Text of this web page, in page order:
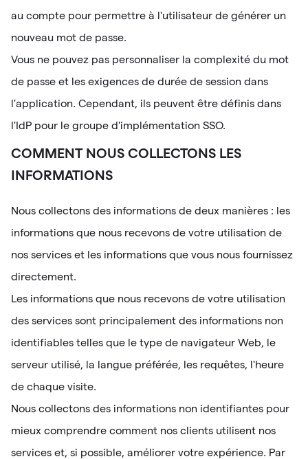
au compte pour permettre à l'utilisateur de générer un
nouveau mot de passe.
Vous ne pouvez pas personnaliser la complexité du mot
de passe et les exigences de durée de session dans
l'application. Cependant, ils peuvent être définis dans
l'IdP pour le groupe d'implémentation SSO.
COMMENT NOUS COLLECTONS LES
INFORMATIONS
Nous collectons des informations de deux manières : les
informations que nous recevons de votre utilisation de
nos services et les informations que vous nous fournissez
directement.
Les informations que nous recevons de votre utilisation
des services sont principalement des informations non
identifiables telles que le type de navigateur Web, le
serveur utilisé, la langue préférée, les requêtes, l'heure
de chaque visite.
Nous collectons des informations non identifiantes pour
mieux comprendre comment nos clients utilisent nos
services et, si possible, améliorer votre expérience. Par